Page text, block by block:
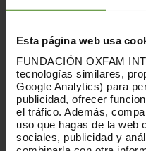
Esta página web usa
FUNDACIÓN OXFAM
tecnologías similares,
Google Analytics) para
publicidad, ofrecer
el tráfico. Además,
uso que hagas de la web
sociales, publicidad y
la Rioja.
Comunidad
valenciana de
específico de
Alicante y
territoriales que